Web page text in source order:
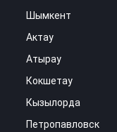
Шымкент
Актау
Атырау
Кокшетау
Кызылорда
Петропавловск